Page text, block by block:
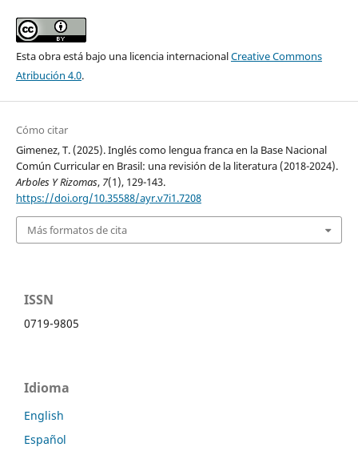
Esta obra está bajo una licencia internacionalCreative Commons
Atribución 4.0.
Cómo citar
Gimenez, T. (2025). Inglés como lengua franca en la Base Nacional
Común Curricular en Brasil: una revisión de la literatura (2018-2024).
Arboles Y Rizomas, 7(1), 129-143.
https://doi.org/10.35588/ayr.v7i1.7208
Más formatos de cita
ISSN
0719-9805
Idioma
English
Español